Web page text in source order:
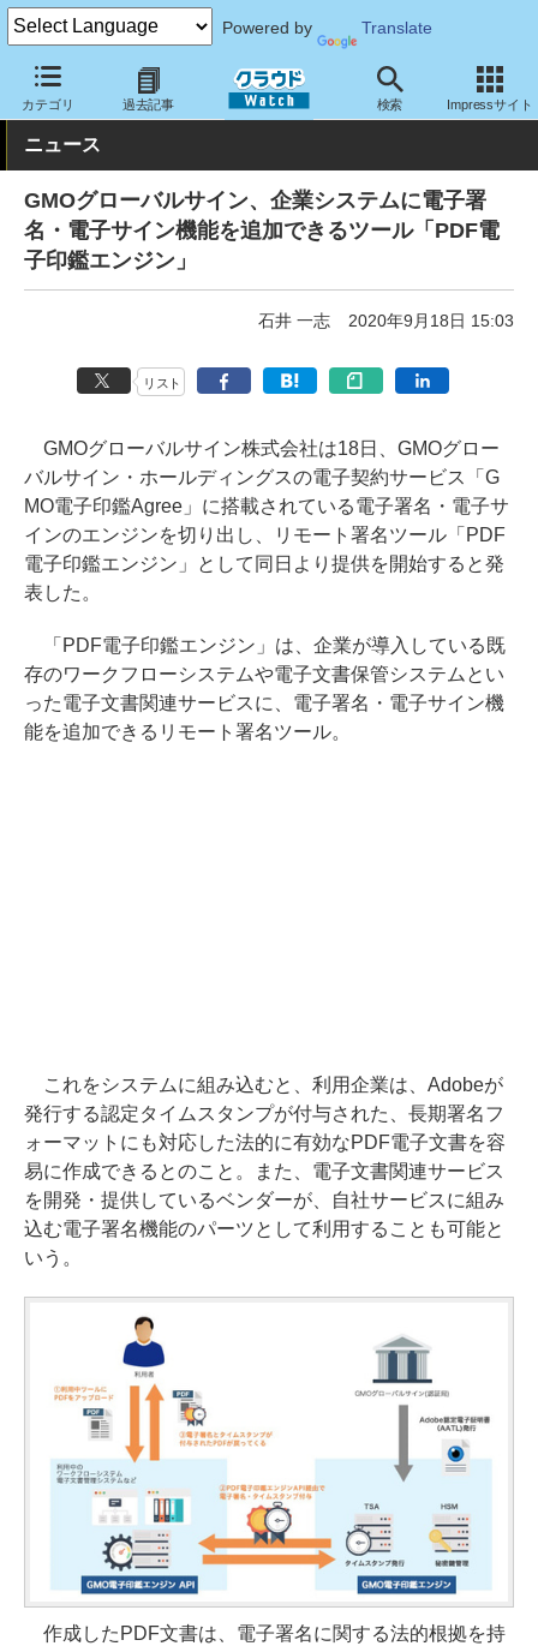
Powered by Translate
カテゴリ 過去記事 検索 Impressサイト
クラウド Watch セキュリティ セキュリティサービス
ニュース
GMOグローバルサイン、企業システムに電子署
名・電子サイン機能を追加できるツール「PDF電
子印鑑エンジン」
石井 一志 2020年9月18日 15:03
リスト
GMOグローバルサイン株式会社は18日、GMOグロー
バルサイン・ホールディングスの電子契約サービス「G
MO電子印鑑Agree」に搭載されている電子署名・電子サ
インのエンジンを切り出し、リモート署名ツール「PDF
電子印鑑エンジン」として同日より提供を開始すると発
表した。
「PDF電子印鑑エンジン」は、企業が導入している既
存のワークフローシステムや電子文書保管システムとい
った電子文書関連サービスに、電子署名・電子サイン機
能を追加できるリモート署名ツール。
これをシステムに組み込むと、利用企業は、Adobeが
発行する認定タイムスタンプが付与された、長期署名フ
ォーマットにも対応した法的に有効なPDF電子文書を容
易に作成できるとのこと。また、電子文書関連サービス
を開発・提供しているベンダーが、自社サービスに組み
込む電子署名機能のパーツとして利用することも可能と
いう。
作成したPDF文書は、電子署名に関する法的根拠を持